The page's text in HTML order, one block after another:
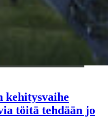
kehitysvaihe
töitä tehdään jo